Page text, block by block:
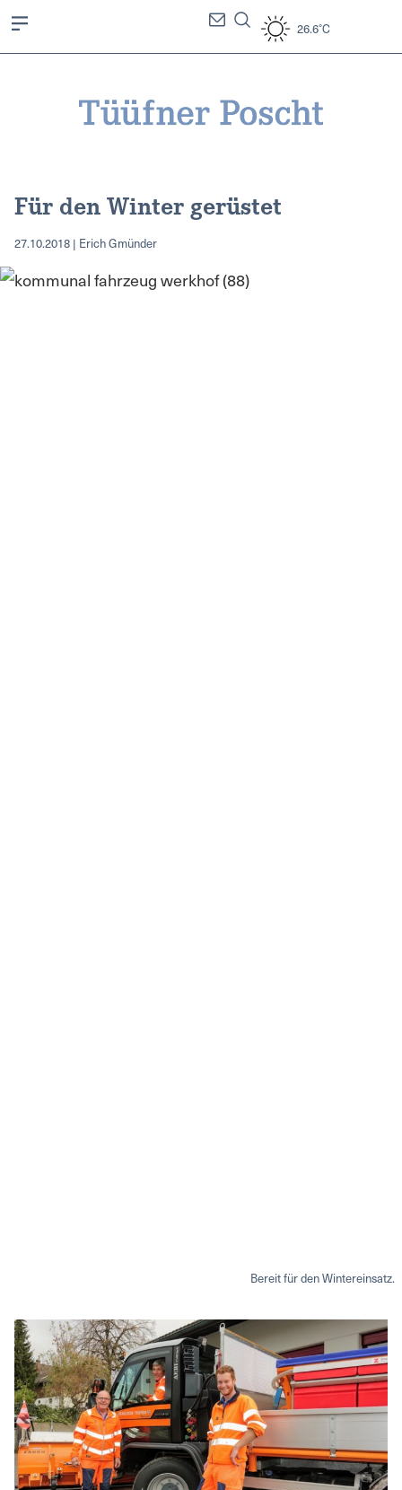
26.6°C
Für den Winter gerüstet
27.10.2018 | Erich Gmünder
Bereit für den Wintereinsatz.